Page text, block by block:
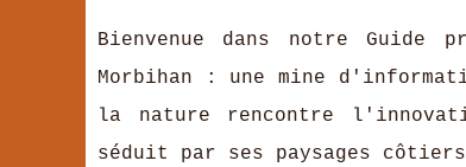
Bienvenue dans notre Guide
Morbihan : une mine
la nature rencontre
séduit par ses paysages